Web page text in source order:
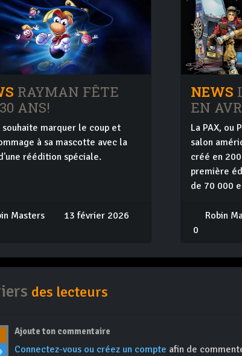
RAYMAN FÊTE
ANS!
souhaite marquer le coup et
à sa mascotte avec la
réédition spéciale.
Masters
13 février 2026
NEWS
EN
La PAX, ou
salon
créé en
première
de 70 000
Robin
0
des lecteurs
Ajoute ton commentaire
Connectez-vous ou créez un compte afin de